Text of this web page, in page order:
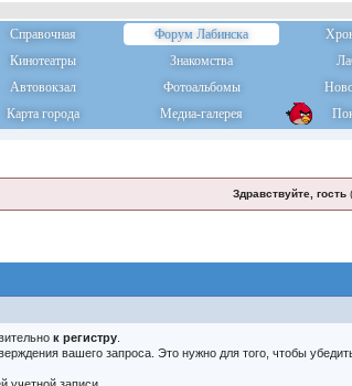
Справочная Форум Лабинска
Кинотеатры Знакомства
Автовокзал Фотоальбомы
Карта города Медиа-галерея
Здравствуйте, гость
к регистру
вашего запроса. Это нужно для того, чтобы